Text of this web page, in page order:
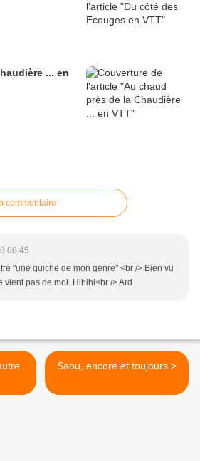
... en
commentaire
08:45
"une quiche de mon genre" <br /> Bien vu
vient pas de moi. Hihihi<br /> Ard_
Saou, encore et toujours >